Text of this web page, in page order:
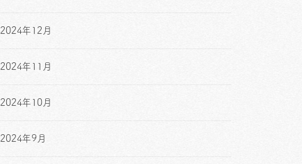
2024年12月
2024年11月
2024年10月
2024年9月